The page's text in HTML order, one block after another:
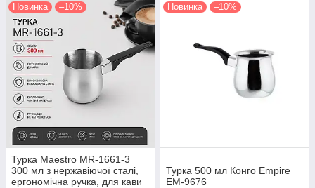
Новинка –10%
Турка Maestro MR-1661-3
300 мл з нержавіючої сталі,
ергономічна ручка, для кави
Новинка –10%
Турка 500 мл Конго Empire
ЕM-9676